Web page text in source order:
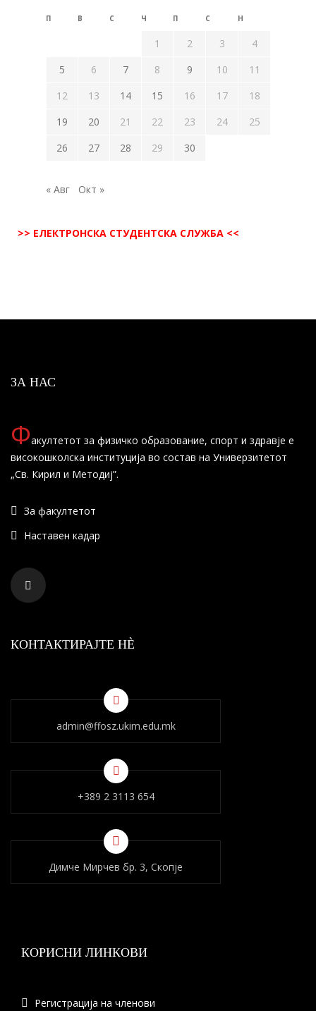
П В С Ч П С Н
1 2 3
4
5
6 7 8 9 10
11
12
13 14 15 16 17
18
19
20 21 22 23 24
25
26
27 28 29 30
« Авг Окт »
>> ЕЛЕКТРОНСКА СТУДЕНТСКА СЛУЖБА <<
ЗА НАС
Факултетот за физичко образование, спорт и здравје е
високошколска институција во состав на Универзитетот
„Св. Кирил и Методиј”.
За факултетот
Наставен кадар
КОНТАКТИРАЈТЕ НÈ
admin@ffosz.ukim.edu.mk
+389 2 3113 654
Димче Мирчев бр. 3, Скопје
КОРИСНИ ЛИНКОВИ
Регистрација на членови